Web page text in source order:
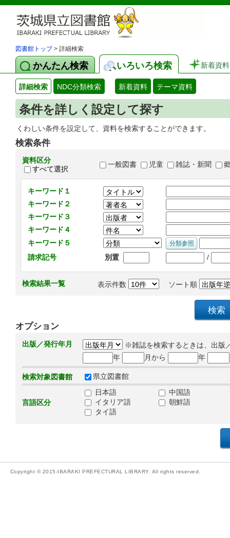
図書館トップ> 詳細検索
かんたん検索 いろいろ検索 新着資料
詳細検索 NDC分類検索 新着資料 テーマ資料
条件を詳しく設定して探す
くわしい条件を設定して、資料を検索することができます。
検索条件
資料区分
すべて選択
一般図書 児童 雑誌・新聞
キーワード１
キーワード２
キーワード３
キーワード４
キーワード５
請求記号
別置 /
検索結果一覧 表示件数 ソート順
オプション
出版／発行年月
※雑誌を検索するときは、出版
年
月から 年
検索対象図書館 県立図書館
言語区分
日本語
中国語
イタリア語
朝鮮語
タイ語
Copyright © 2015-IBARAKI PREFECTURAL LIBRARY. All rights reserved.